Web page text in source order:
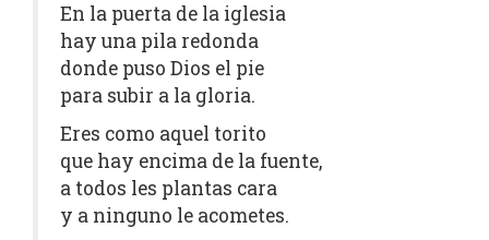
En la puerta de la iglesia
hay una pila redonda
donde puso Dios el pie
para subir a la gloria.
Eres como aquel torito
que hay encima de la fuente,
a todos les plantas cara
y a ninguno le acometes.